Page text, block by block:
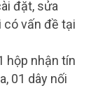
đặt, sửa
có vấn đề tại
hộp nhận tín
01 dây nối